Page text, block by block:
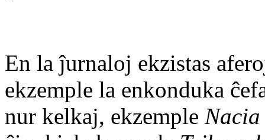
En la ĵurnaloj ekzistas
ekzemple la enkonduka
nur kelkaj, ekzemple